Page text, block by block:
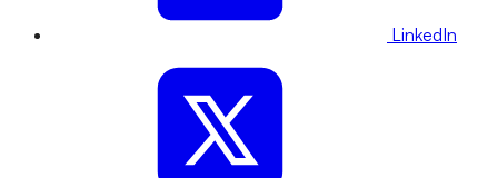
LinkedIn